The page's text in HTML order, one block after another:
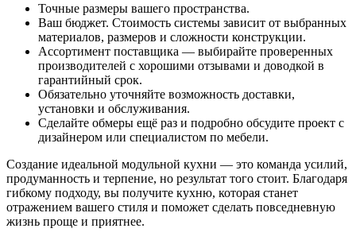
Точные размеры вашего пространства.
Ваш бюджет. Стоимость системы зависит от выбранных
материалов, размеров и сложности конструкции.
Ассортимент поставщика — выбирайте проверенных
производителей с хорошими отзывами и доводкой в
гарантийный срок.
Обязательно уточняйте возможность доставки,
установки и обслуживания.
Сделайте обмеры ещё раз и подробно обсудите проект с
дизайнером или специалистом по мебели.
Создание идеальной модульной кухни — это команда усилий,
продуманность и терпение, но результат того стоит. Благодаря
гибкому подходу, вы получите кухню, которая станет
отражением вашего стиля и поможет сделать повседневную
жизнь проще и приятнее.